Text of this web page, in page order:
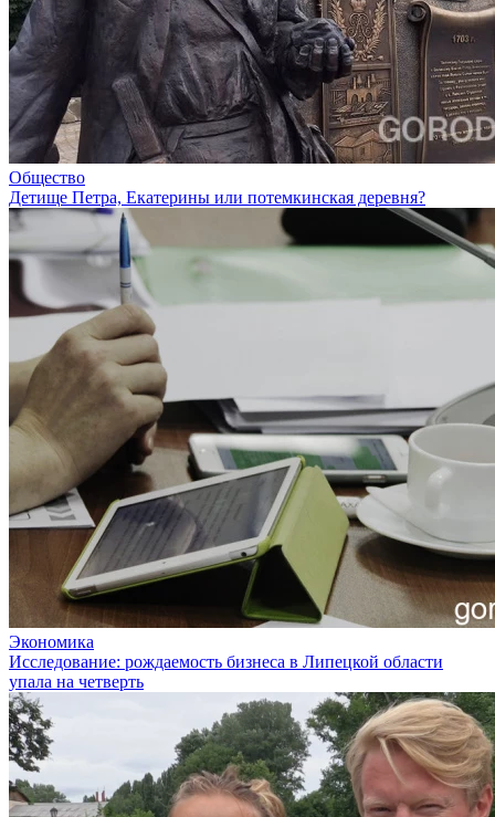
Общество
Детище Петра, Екатерины или потемкинская деревня?
Экономика
Исследование: рождаемость бизнеса в Липецкой области
упала на четверть